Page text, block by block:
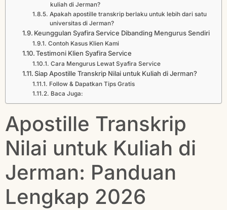
kuliah di Jerman?
Apakah apostille transkrip berlaku untuk lebih dari satu
universitas di Jerman?
Keunggulan Syafira Service Dibanding Mengurus Sendiri
Contoh Kasus Klien Kami
Testimoni Klien Syafira Service
Cara Mengurus Lewat Syafira Service
Siap Apostille Transkrip Nilai untuk Kuliah di Jerman?
Follow & Dapatkan Tips Gratis
Baca Juga:
Apostille Transkrip
Nilai untuk Kuliah di
Jerman: Panduan
Lengkap 2026